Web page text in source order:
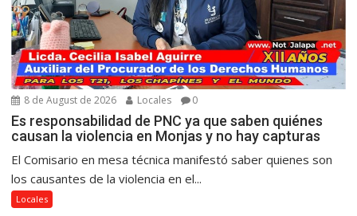
8 de August de 2026 Locales 0
Es responsabilidad de PNC ya que saben quiénes
causan la violencia en Monjas y no hay capturas
El Comisario en mesa técnica manifestó saber quienes son
los causantes de la violencia en el...
Locales